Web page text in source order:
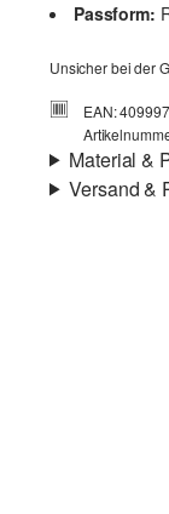
Passform:
Unsicher bei der
EAN:
Material &
Versand &